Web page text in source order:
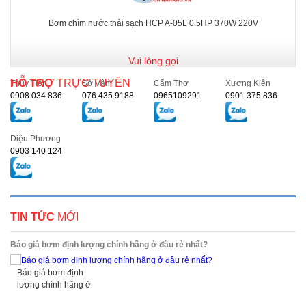
Bơm chìm nước thải sạch HCP A-05L 0.5HP 370W 220V
Vui lòng gọi
HỖ TRỢ TRỰC TUYẾN
Thủy Tiên
0908 034 836
Sở Vân
076.435.9188
Cẩm Thơ
0965109291
Xương Kiên
0901 375 836
Diệu Phương
0903 140 124
TIN TỨC MỚI
Báo giá bơm định lượng chính hãng ở đâu rẻ nhất?
Báo giá bơm định
lượng chính hãng ở